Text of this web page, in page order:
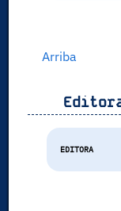
Arriba
EDITORA